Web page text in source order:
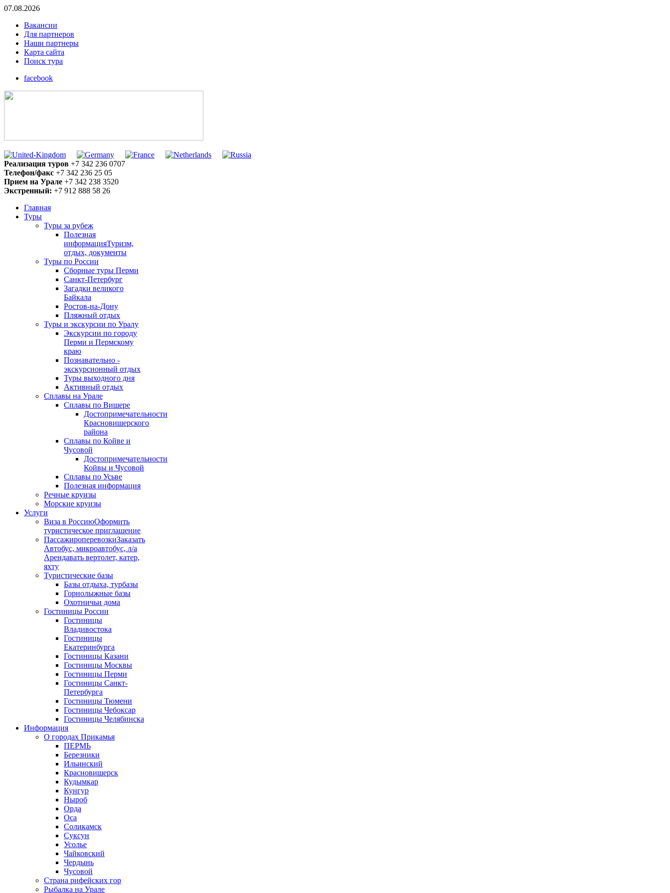
07.08.2026
Вакансии
Для партнеров
Наши партнеры
Карта сайта
Поиск тура
facebook
Реализация туров +7 342 236 0707
Телефон/факс +7 342 236 25 05
Прием на Урале +7 342 238 3520
Экстренный: +7 912 888 58 26
Главная
Туры
Туры за рубеж
Полезная
информацияТуризм,
отдых, документы
Туры по России
Сборные туры Перми
Санкт-Петербург
Загадки великого
Байкала
Ростов-на-Дону
Пляжный отдых
Туры и экскурсии по Уралу
Экскурсии по городу
Перми и Пермскому
краю
Познавательно -
экскурсионный отдых
Туры выходного дня
Активный отдых
Сплавы на Урале
Сплавы по Вишере
Достопримечательности
Красновишерского
района
Сплавы по Койве и
Чусовой
Достопримечательности
Койвы и Чусовой
Сплавы по Усьве
Полезная информация
Речные круизы
Морские круизы
Услуги
Виза в РоссиюОформить
туристическое приглашение
ПассажироперевозкиЗаказать
Автобус, микроавтобус, л/а
Арендавать вертолет, катер,
яхту
Туристические базы
Базы отдыха, турбазы
Горнолыжные базы
Охотничьи дома
Гостиницы России
Гостиницы
Владивостока
Гостиницы
Екатеринбурга
Гостиницы Казани
Гостиницы Москвы
Гостиницы Перми
Гостиницы Санкт-
Петербурга
Гостиницы Тюмени
Гостиницы Чебоксар
Гостиницы Челябинска
Информация
О городах Прикамья
ПЕРМЬ
Березники
Ильинский
Красновишерск
Кудымкар
Кунгур
Ныроб
Орда
Оса
Соликамск
Суксун
Усолье
Чайковский
Чердынь
Чусовой
Страна рифейских гор
Рыбалка на Урале